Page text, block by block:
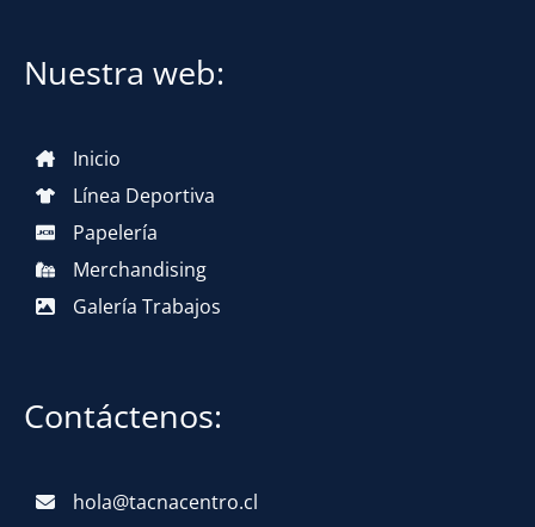
Nuestra web:
Inicio
Línea Deportiva
Papelería
Merchandising
Galería Trabajos
Contáctenos:
hola@tacnacentro.cl